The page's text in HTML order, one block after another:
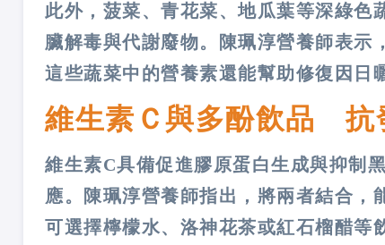
此外，菠菜、青花菜、地瓜葉等深綠
臟解毒與代謝廢物。陳珮淳營養師表示
這些蔬菜中的營養素還能幫助修復因日
維生素Ｃ與多酚飲品 抗
維生素C具備促進膠原蛋白生成與抑制
應。陳珮淳營養師指出，將兩者結合，
可選擇檸檬水、洛神花茶或紅石榴醋等